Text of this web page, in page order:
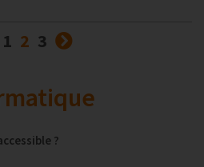
1 2 (courante)
3
?